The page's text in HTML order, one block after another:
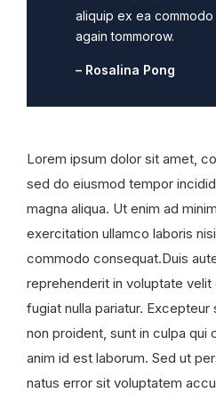
aliquip ex ea
again tommorow.
– Rosalina Pong
Lorem ipsum dolor sit amet,
sed do eiusmod tempor
magna aliqua. Ut enim ad
exercitation ullamco laboris
commodo consequat.Duis
reprehenderit in voluptate
fugiat nulla pariatur.
non proident, sunt in culpa qui
anim id est laborum. Sed ut
natus error sit voluptatem